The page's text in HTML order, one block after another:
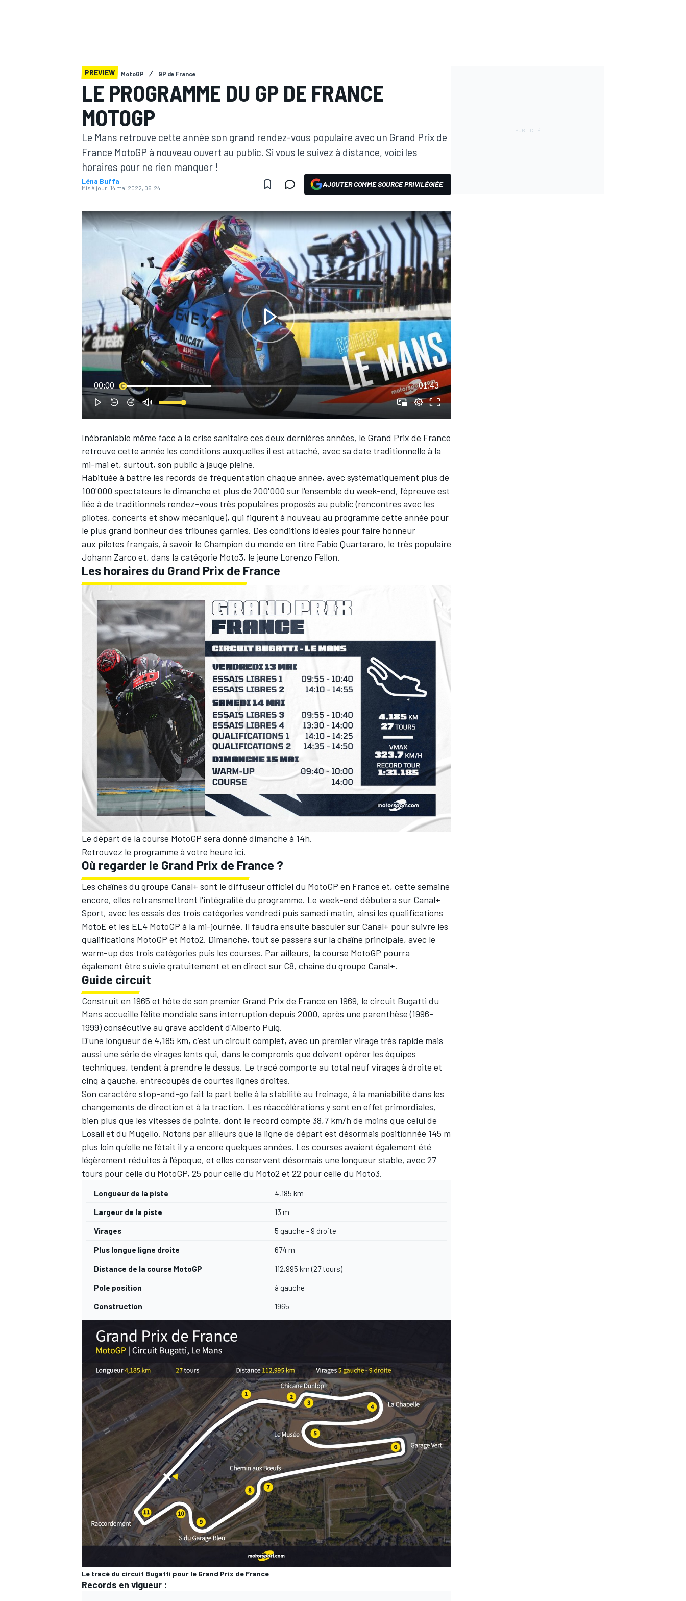
MOTOGP
AUTRES CHAMPIONNATS
PREVIEW MotoGP GP de France
LE PROGRAMME DU GP DE FRANCE
MOTOGP
Le Mans retrouve cette année son grand rendez-vous populaire avec un Grand Prix de
France MotoGP à nouveau ouvert au public. Si vous le suivez à distance, voici les
horaires pour ne rien manquer !
Léna Buffa
Mis à jour: 14 mai 2022, 06:24 AJOUTER COMME SOURCE PRIVILÉGIÉE
00:00 01:43
Inébranlable même face à la crise sanitaire ces deux dernières années, le Grand Prix de France
retrouve cette année les conditions auxquelles il est attaché, avec sa date traditionnelle à la
mi-mai et, surtout, son public à jauge pleine.
Habituée à battre les records de fréquentation chaque année, avec systématiquement plus de
100'000 spectateurs le dimanche et plus de 200'000 sur l'ensemble du week-end, l'épreuve est
liée à de traditionnels rendez-vous très populaires proposés au public (rencontres avec les
pilotes, concerts et show mécanique), qui figurent à nouveau au programme cette année pour
le plus grand bonheur des tribunes garnies. Des conditions idéales pour faire honneur
aux pilotes français, à savoir le Champion du monde en titre Fabio Quartararo, le très populaire
Johann Zarco et, dans la catégorie Moto3, le jeune Lorenzo Fellon.
Les horaires du Grand Prix de France
Le départ de la course MotoGP sera donné dimanche à 14h.
Retrouvez le programme à votre heure ici.
Où regarder le Grand Prix de France ?
Les chaînes du groupe Canal+ sont le diffuseur officiel du MotoGP en France et, cette semaine
encore, elles retransmettront l'intégralité du programme. Le week-end débutera sur Canal+
Sport, avec les essais des trois catégories vendredi puis samedi matin, ainsi les qualifications
MotoE et les EL4 MotoGP à la mi-journée. Il faudra ensuite basculer sur Canal+ pour suivre les
qualifications MotoGP et Moto2. Dimanche, tout se passera sur la chaîne principale, avec le
warm-up des trois catégories puis les courses. Par ailleurs, la course MotoGP pourra
également être suivie gratuitement et en direct sur C8, chaîne du groupe Canal+.
Guide circuit
Construit en 1965 et hôte de son premier Grand Prix de France en 1969, le circuit Bugatti du
Mans accueille l'élite mondiale sans interruption depuis 2000, après une parenthèse (1996-
1999) consécutive au grave accident d'Alberto Puig.
D'une longueur de 4,185 km, c'est un circuit complet, avec un premier virage très rapide mais
aussi une série de virages lents qui, dans le compromis que doivent opérer les équipes
techniques, tendent à prendre le dessus. Le tracé comporte au total neuf virages à droite et
cinq à gauche, entrecoupés de courtes lignes droites.
Son caractère stop-and-go fait la part belle à la stabilité au freinage, à la maniabilité dans les
changements de direction et à la traction. Les réaccélérations y sont en effet primordiales,
bien plus que les vitesses de pointe, dont le record compte 38,7 km/h de moins que celui de
Losail et du Mugello. Notons par ailleurs que la ligne de départ est désormais positionnée 145 m
plus loin qu'elle ne l'était il y a encore quelques années. Les courses avaient également été
légèrement réduites à l'époque, et elles conservent désormais une longueur stable, avec 27
tours pour celle du MotoGP, 25 pour celle du Moto2 et 22 pour celle du Moto3.
Longueur de la piste 4,185 km
Largeur de la piste 13 m
Virages 5 gauche - 9 droite
Plus longue ligne droite 674 m
Distance de la course MotoGP 112,995 km (27 tours)
Pole position à gauche
Construction 1965
Le tracé du circuit Bugatti pour le Grand Prix de France
Records en vigueur :